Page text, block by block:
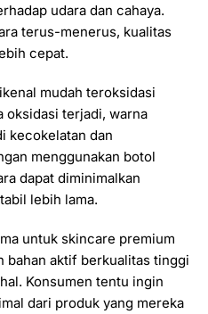
udara dan cahaya.
terus-menerus, kualitas
cepat.
mudah teroksidasi
oksidasi terjadi, warna
kecokelatan dan
menggunakan botol
dapat diminimalkan
lebih lama.
untuk skincare premium
bahan aktif berkualitas tinggi
Konsumen tentu ingin
dari produk yang mereka